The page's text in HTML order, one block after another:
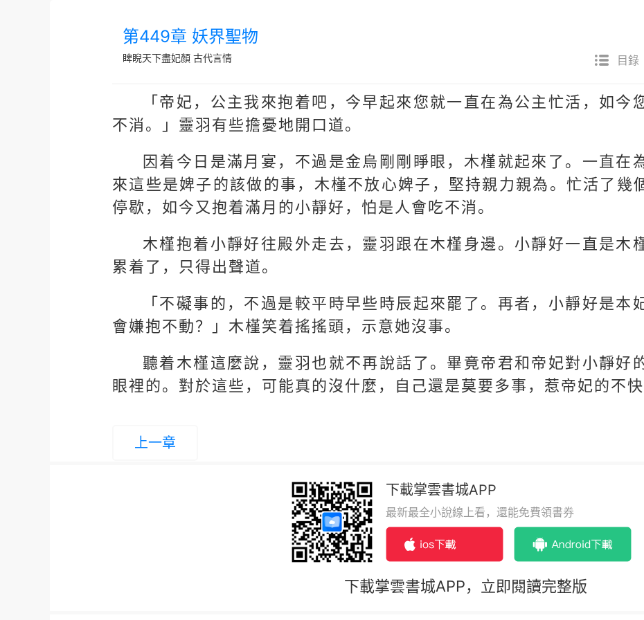
第449章 妖界聖物
睥睨天下盡妃顏 古代言情 目錄
「帝妃，公主我來抱着吧，今早起來您就一直在為公主忙活，如今
不消。」靈羽有些擔憂地開口道。
因着今日是滿月宴，不過是金烏剛剛睜眼，木槿就起來了。一直在
來這些是婢子的該做的事，木槿不放心婢子，堅持親力親為。忙活了幾
停歇，如今又抱着滿月的小靜好，怕是人會吃不消。
木槿抱着小靜好往殿外走去，靈羽跟在木槿身邊。小靜好一直是木
累着了，只得出聲道。
「不礙事的，不過是較平時早些時辰起來罷了。再者，小靜好是本
會嫌抱不動？」木槿笑着搖搖頭，示意她沒事。
聽着木槿這麼說，靈羽也就不再說話了。畢竟帝君和帝妃對小靜好
眼裡的。對於這些，可能真的沒什麼，自己還是莫要多事，惹帝妃的不快
上一章
下載掌雲書城APP
最新最全小說線上看，還能免費領書券
下載掌雲書城APP，立即閱讀完整版